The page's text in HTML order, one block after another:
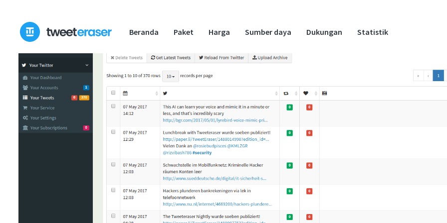
konten
Beranda Paket Harga Sumber daya Dukungan Statistik